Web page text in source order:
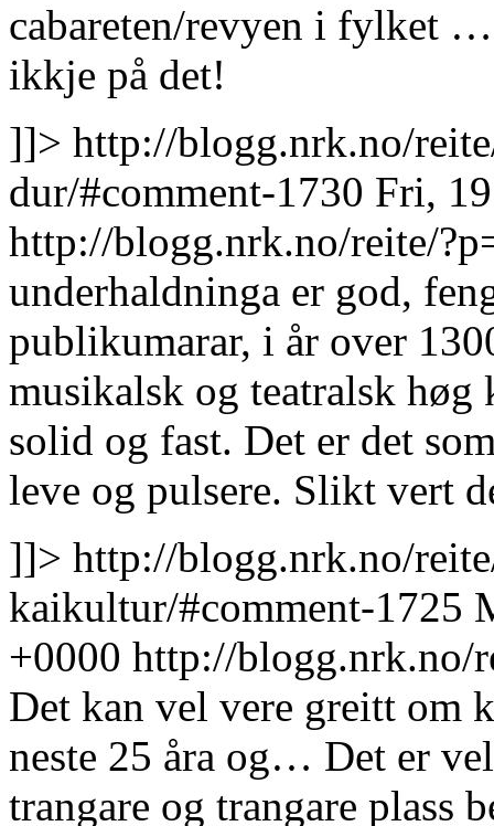
cabareten/revyen i fylket
ikkje på det!
]]> http://blogg.nrk.no/
dur/#comment-1730 Fri,
http://blogg.nrk.no/reite/
underhaldninga er god,
publikumarar, i år over
musikalsk og teatralsk
solid og fast. Det er det
leve og pulsere. Slikt vert
]]> http://blogg.nrk.no/
kaikultur/#comment-1725
+0000 http://blogg.nrk.no/
Det kan vel vere greitt om
neste 25 åra og… Det er
trangare og trangare plass